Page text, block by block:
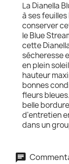
La Dianella
à ses
conserver
le Blue
cette
sécheresse
en plein
hauteur
bonnes
fleurs
belle
d'entretien
dans un